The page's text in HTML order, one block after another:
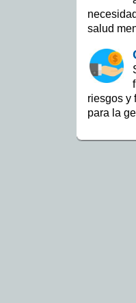
salud
riesgos y
para la